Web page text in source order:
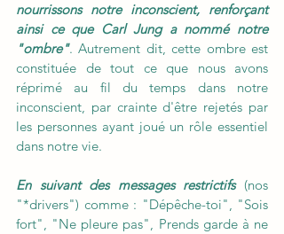
nourrissons notre inconscient, renforçant
ainsi ce que Carl Jung a nommé notre
"ombre". Autrement dit, cette ombre est
constituée de tout ce que nous avons
réprimé au fil du temps dans notre
inconscient, par crainte d'être rejetés par
les personnes ayant joué un rôle essentiel
dans notre vie.
En suivant des messages restrictifs (nos
"*drivers") comme : "Dépêche-toi", "Sois
fort", "Ne pleure pas", Prends garde à ne